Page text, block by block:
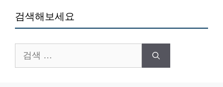
검색해보세요
색: